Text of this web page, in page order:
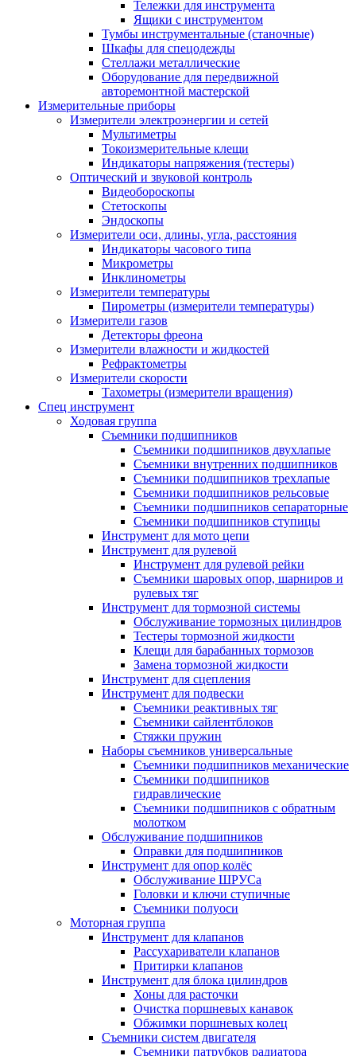
Тележки для инструмента
Ящики с инструментом
Тумбы инструментальные (станочные)
Шкафы для спецодежды
Стеллажи металлические
Оборудование для передвижной
авторемонтной мастерской
Измерительные приборы
Измерители электроэнергии и сетей
Мультиметры
Токоизмерительные клещи
Индикаторы напряжения (тестеры)
Оптический и звуковой контроль
Видеобороскопы
Стетоскопы
Эндоскопы
Измерители оси, длины, угла, расстояния
Индикаторы часового типа
Микрометры
Инклинометры
Измерители температуры
Пирометры (измерители температуры)
Измерители газов
Детекторы фреона
Измерители влажности и жидкостей
Рефрактометры
Измерители скорости
Тахометры (измерители вращения)
Спец инструмент
Ходовая группа
Съемники подшипников
Съемники подшипников двухлапые
Съемники внутренних подшипников
Съемники подшипников трехлапые
Съемники подшипников рельсовые
Съемники подшипников сепараторные
Съемники подшипников ступицы
Инструмент для мото цепи
Инструмент для рулевой
Инструмент для рулевой рейки
Съемники шаровых опор, шарниров и
рулевых тяг
Инструмент для тормозной системы
Обслуживание тормозных цилиндров
Тестеры тормозной жидкости
Клещи для барабанных тормозов
Замена тормозной жидкости
Инструмент для сцепления
Инструмент для подвески
Съемники реактивных тяг
Съемники сайлентблоков
Стяжки пружин
Наборы съемников универсальные
Съемники подшипников механические
Съемники подшипников
гидравлические
Съемники подшипников с обратным
молотком
Обслуживание подшипников
Оправки для подшипников
Инструмент для опор колёс
Обслуживание ШРУСа
Головки и ключи ступичные
Съемники полуоси
Моторная группа
Инструмент для клапанов
Рассухариватели клапанов
Притирки клапанов
Инструмент для блока цилиндров
Хоны для расточки
Очистка поршневых канавок
Обжимки поршневых колец
Съемники систем двигателя
Съемники патрубков радиатора